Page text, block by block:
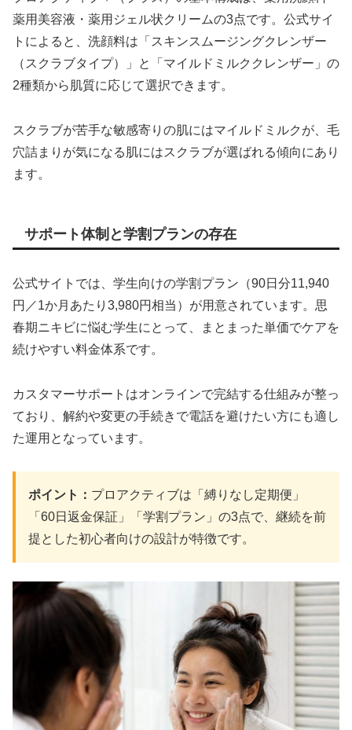
薬用美容液・薬用ジェル状クリームの3点です。公式サイ
トによると、洗顔料は「スキンスムージングクレンザー
（スクラブタイプ）」と「マイルドミルククレンザー」の
2種類から肌質に応じて選択できます。
スクラブが苦手な敏感寄りの肌にはマイルドミルクが、毛
穴詰まりが気になる肌にはスクラブが選ばれる傾向にあり
ます。
サポート体制と学割プランの存在
公式サイトでは、学生向けの学割プラン（90日分11,940
円／1か月あたり3,980円相当）が用意されています。思
春期ニキビに悩む学生にとって、まとまった単価でケアを
続けやすい料金体系です。
カスタマーサポートはオンラインで完結する仕組みが整っ
ており、解約や変更の手続きで電話を避けたい方にも適し
た運用となっています。
ポイント： プロアクティブは「縛りなし定期便」
「60日返金保証」「学割プラン」の3点で、継続を前
提とした初心者向けの設計が特徴です。